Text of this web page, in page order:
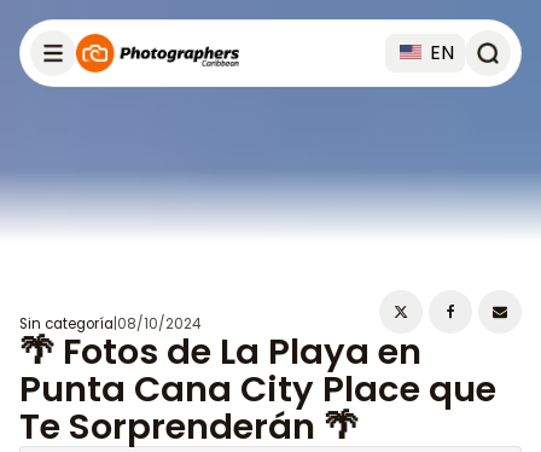
EN
Sin categoría 08/10/2024
🌴 Fotos de La Playa en
Punta Cana City Place que
Te Sorprenderán 🌴